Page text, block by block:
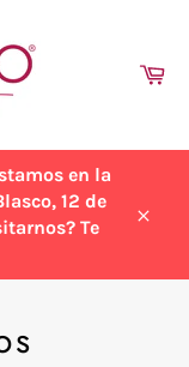
en la
12 de
Te